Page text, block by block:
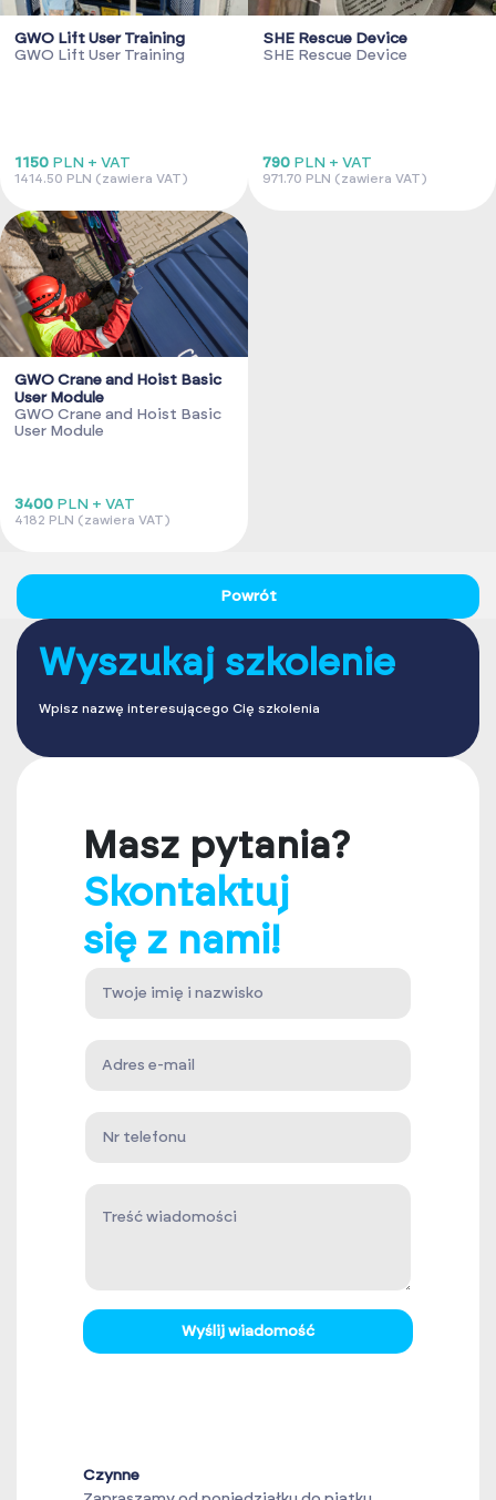
GWO Lift User Training
GWO Lift User Training
1150 PLN + VAT
1414.50 PLN (zawiera VAT)
SHE Rescue Device
SHE Rescue Device
790 PLN + VAT
971.70 PLN (zawiera VAT)
GWO Crane and Hoist Basic
User Module
GWO Crane and Hoist Basic
User Module
3400 PLN + VAT
4182 PLN (zawiera VAT)
Powrót
Wyszukaj szkolenie
Wpisz nazwę interesującego Cię szkolenia
Masz pytania?
Skontaktuj
się z nami!
Wyślij wiadomość
Czynne